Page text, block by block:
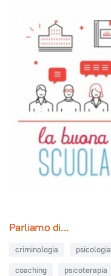
Parliamo di...
criminologia psicologia
coaching
psicoterapia